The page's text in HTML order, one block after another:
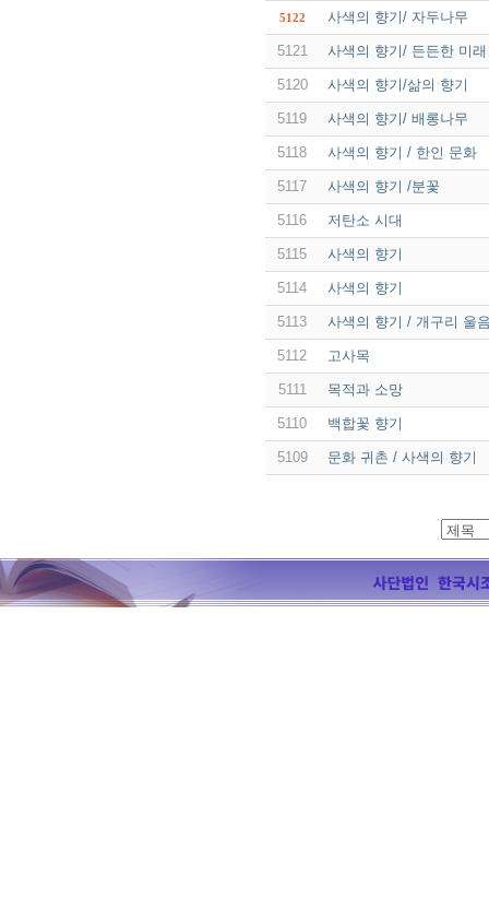
5122 사색의 향기/ 자두나무
5121 사색의 향기/ 든든한 미래
5120 사색의 향기/삶의 향기
5119 사색의 향기/ 배롱나무
5118 사색의 향기 / 한인 문화
5117 사색의 향기 /분꽃
5116 저탄소 시대
5115 사색의 향기
5114 사색의 향기
5113 사색의 향기 / 개구리 울
5112 고사목
5111 목적과 소망
5110 백합꽃 향기
5109 문화 귀촌 / 사색의 향기